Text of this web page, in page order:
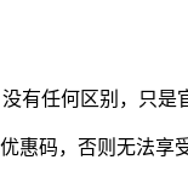
有任何区别，只是
惠码，否则无法享